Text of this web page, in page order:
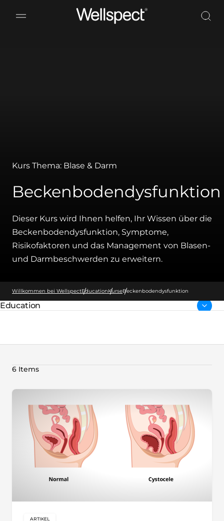
Wellspect
Kurs Thema: Blase & Darm
Beckenbodendysfunktion
Dieser Kurs wird Ihnen helfen, Ihr Wissen über die
Beckenbodendysfunktion, Symptome,
Risikofaktoren und das Management von Blasen-
und Darmbeschwerden zu erweitern.
Willkommen bei WellspectEducationKurseBeckenbodendysfunktion
übergeordnete Seite:
Education
6 Items
ARTIKEL